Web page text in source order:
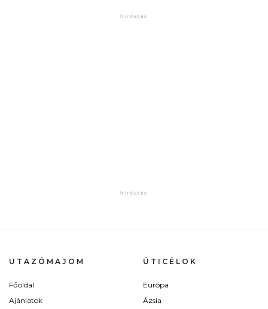
UTAZÓMAJOM
Főoldal
Ajánlatok
ÚTICÉLOK
Európa
Ázsia